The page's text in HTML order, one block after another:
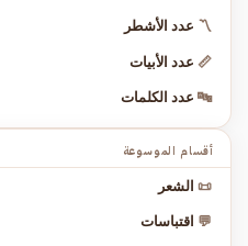
〽️ عدد الأشطر
📏 عدد الأبيات
🔤 عدد الكلمات
أقسام الموسوعة
📜 الشعر
💬 اقتباسات